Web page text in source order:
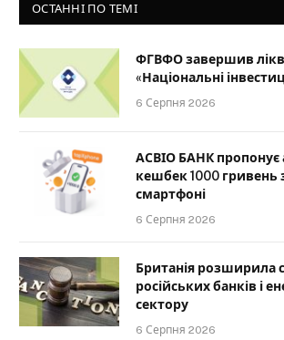
ОСТАННІ ПО ТЕМІ
ФГВФО завершив
«Національні
6 Серпня 2026
АСВІО БАНК пропонує
кешбек 1000 гривень
смартфоні
6 Серпня 2026
Британія розширила
російських банків і
сектору
6 Серпня 2026